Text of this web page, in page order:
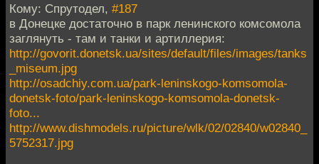
Кому: Спрутодел, #187
в Донецке достаточно в парк ленинского комсомола
заглянуть - там и танки и артиллерия:
http://govorit.donetsk.ua/sites/default/files/images/tanks
_miseum.jpg
http://osadchiy.com.ua/park-leninskogo-komsomola-
donetsk-foto/park-leninskogo-komsomola-donetsk-
foto...
http://www.dishmodels.ru/picture/wlk/02/02840/w02840_
5752317.jpg